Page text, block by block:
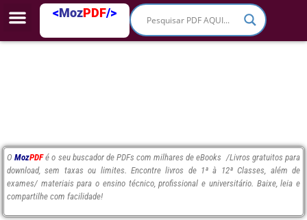
<MozPDF/>
OMozPDF é o seu buscador de PDFs com milhares de eBooks /Livros gratuitos para
download, sem taxas ou limites. Encontre livros de 1ª à 12ª Classes, além de
exames/ materiais para o ensino técnico, profissional e universitário. Baixe, leia e
compartilhe com facilidade!